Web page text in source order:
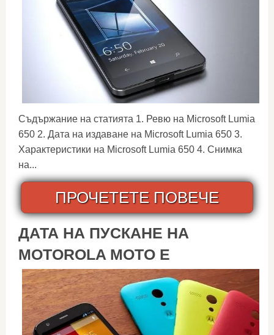
Съдържание на статията 1. Ревю на Microsoft Lumia
650 2. Дата на издаване на Microsoft Lumia 650 3.
Характеристики на Microsoft Lumia 650 4. Снимка
на...
ПРОЧЕТЕТЕ ПОВЕЧЕ
ДАТА НА ПУСКАНЕ НА
MOTOROLA MOTO E